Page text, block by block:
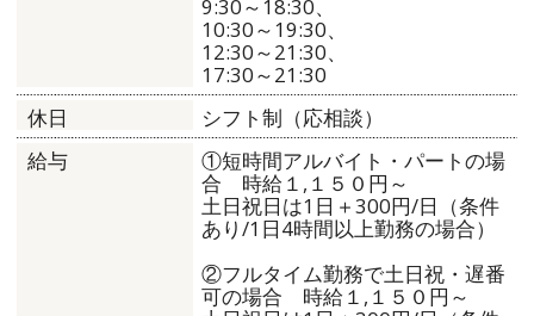
9:30～18:30、
10:30～19:30、
12:30～21:30、
17:30～21:30
休日
シフト制（応相談）
給与
①短時間アルバイト・パートの場
合 時給１,１５０円～
土日祝日は1日＋300円/日（条件
あり/1日4時間以上勤務の場合）
②フルタイム勤務で土日祝・遅番
可の場合 時給１,１５０円～